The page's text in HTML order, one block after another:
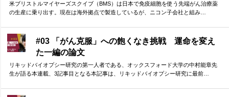
米ブリストルマイヤーズスクイブ（BMS）は日本で免疫細胞を使う先端がん治療薬
の生産に乗り出す。現在は海外拠点で製造しているが、ニコン子会社と組み…
#03 「がん克服」への飽くなき挑戦 運命を変え
た一編の論文
リキッドバイオプシー研究の第一人者である、オックスフォード大学の中村能章先
生が語る本連載、3記事目となる本記事は、リキッドバイオプシー研究に最前…